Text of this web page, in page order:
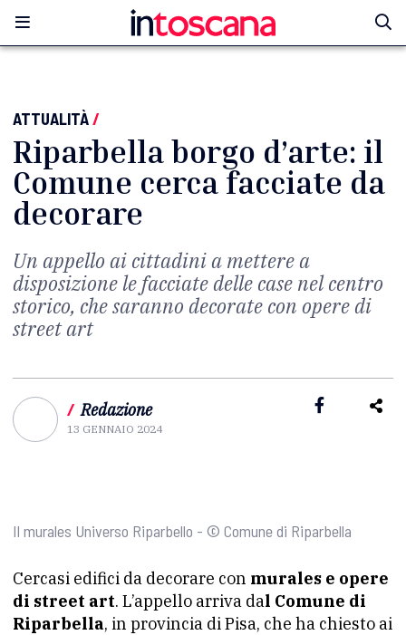
ATTUALITÀ/
Riparbella borgo d’arte: il
Comune cerca facciate da
decorare
Un appello ai cittadini a mettere a
disposizione le facciate delle case nel centro
storico, che saranno decorate con opere di
street art
/ Redazione
13 GENNAIO 2024
Il murales Universo Riparbello - © Comune di Riparbella
Cercasi edifici da decorare con murales e opere
di street art. L’appello arriva dal Comune di
Riparbella, in provincia di Pisa, che ha chiesto ai